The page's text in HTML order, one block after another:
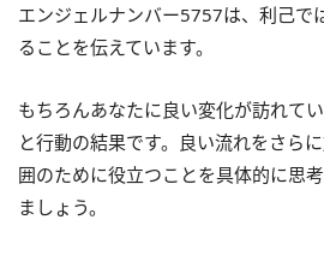
エンジェルナンバー5757は、利己で
ることを伝えています。
もちろんあなたに良い変化が訪れて
と行動の結果です。良い流れをさら
囲のために役立つことを具体的に思
ましょう。